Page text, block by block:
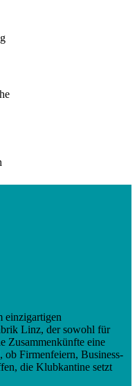
einzigartigen
Linz, der sowohl für
Zusammenkünfte eine
ob Firmenfeiern, Business-
die Klubkantine setzt